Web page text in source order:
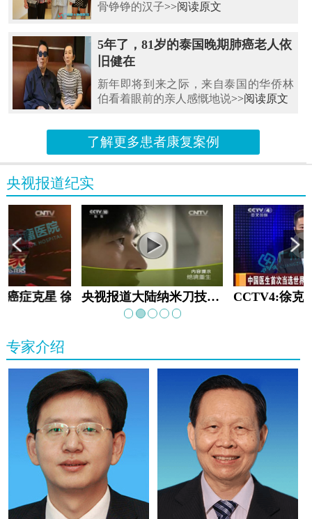
骨铮铮的汉子>>阅读原文
5年了，81岁的泰国晚期肺癌老人依
旧健在
新年即将到来之际，来自泰国的华侨林
伯看着眼前的亲人感慨地说>>阅读原文
了解更多患者康复案例
央视报道纪实
癌症克星 徐克成 央视报道大陆纳米刀技术手术：绝境重生
专家介绍